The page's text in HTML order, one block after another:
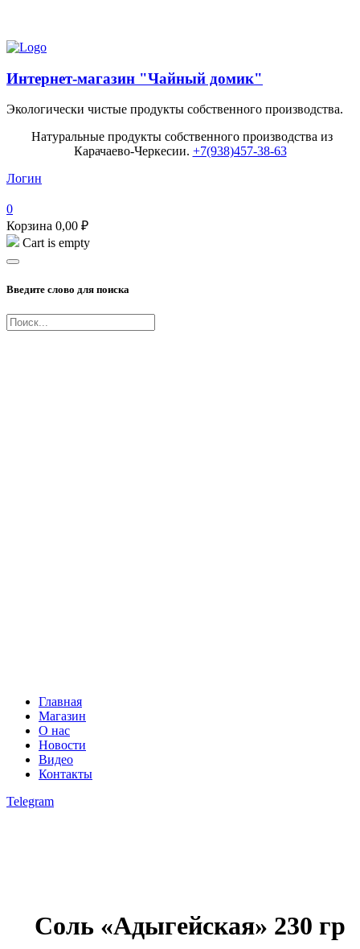
Интернет-магазин "Чайный домик"
Экологически чистые продукты собственного производства.
Натуральные продукты собственного производства из
Карачаево-Черкесии. +7(938)457-38-63
Логин
0
Корзина 0,00 ₽
Cart is empty
Введите слово для поиска
Главная
Магазин
О нас
Новости
Видео
Контакты
Telegram
Соль «Адыгейская» 230 гр